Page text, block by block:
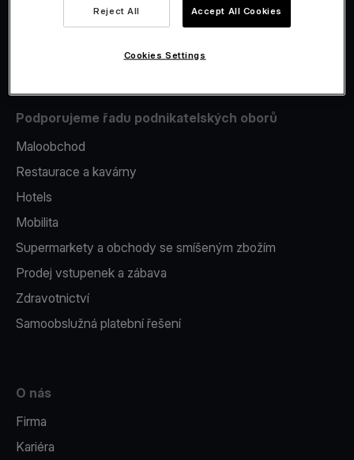
Platební terminál v telefonu
Podporujeme řadu podnikatelských oborů
Maloobchod
Restaurace a kavárny
Hotels
Mobilita
Supermarkety a obchody se smíšeným zbožím
Prodej vstupenek a zábava
Zdravotnictví
Samoobslužná platební řešení
O nás
Firma
Kariéra
Reject All Accept All Cookies
Cookies Settings